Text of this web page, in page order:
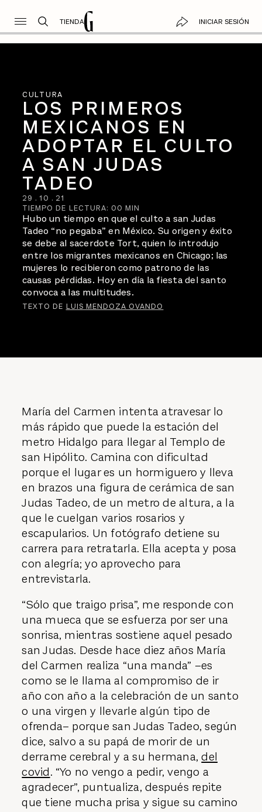
TIENDA INICIAR SESIÓN
CULTURA
LOS PRIMEROS
MEXICANOS EN
ADOPTAR EL CULTO
A SAN JUDAS
TADEO
29 . 10 . 21
TIEMPO DE LECTURA: 00 MIN
Hubo un tiempo en que el culto a san Judas
Tadeo “no pegaba” en México. Su origen y éxito
se debe al sacerdote Tort, quien lo introdujo
entre los migrantes mexicanos en Chicago; las
mujeres lo recibieron como patrono de las
causas pérdidas. Hoy en día la fiesta del santo
convoca a las multitudes.
TEXTO DE LUIS MENDOZA OVANDO
María del Carmen intenta atravesar lo
más rápido que puede la estación del
metro Hidalgo para llegar al Templo de
san Hipólito. Camina con dificultad
porque el lugar es un hormiguero y lleva
en brazos una figura de cerámica de san
Judas Tadeo, de un metro de altura, a la
que le cuelgan varios rosarios y
escapularios. Un fotógrafo detiene su
carrera para retratarla. Ella acepta y posa
con alegría; yo aprovecho para
entrevistarla.
“Sólo que traigo prisa”, me responde con
una mueca que se esfuerza por ser una
sonrisa, mientras sostiene aquel pesado
san Judas. Desde hace diez años María
del Carmen realiza “una manda” –es
como se le llama al compromiso de ir
año con año a la celebración de un santo
o una virgen y llevarle algún tipo de
ofrenda– porque san Judas Tadeo, según
dice, salvo a su papá de morir de un
derrame cerebral y a su hermana,del
covid. “Yo no vengo a pedir, vengo a
agradecer”, puntualiza, después repite
que tiene mucha prisa y sigue su camino